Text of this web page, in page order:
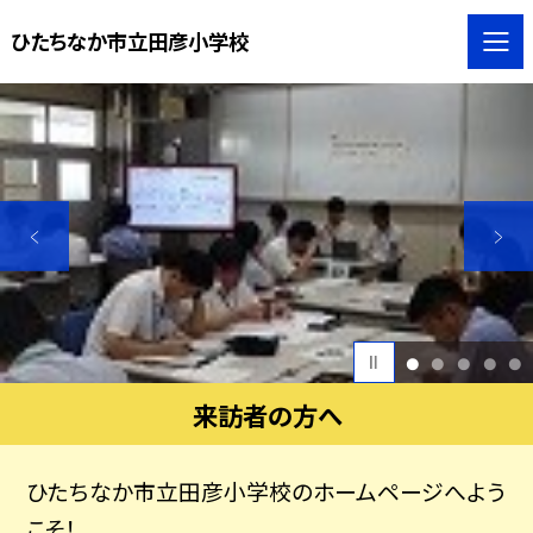
ひたちなか市立田彦小学校
1 2 3 4 5
来訪者の方へ
ひたちなか市立田彦小学校のホームページへよう